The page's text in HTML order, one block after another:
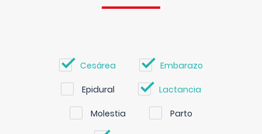
Cesárea Embarazo
Epidural Lactancia
Molestia Parto